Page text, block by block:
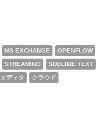
MS EXCHANGE
OPENFLOW
STREAMING
SUBLIME TEXT
エディタ
クラウド